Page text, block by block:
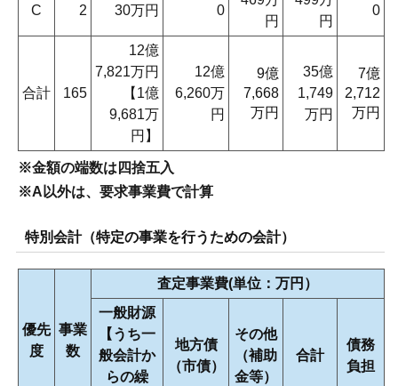
C 2 30万円 0
円
円
0
合計 165
12億
7,821万円
【1億
9,681万
円】
12億
6,260万
円
9億
7,668
万円
35億
1,749
万円
7億
2,712
万円
※金額の端数は四捨五入
※A以外は、要求事業費で計算
特別会計（特定の事業を行うための会計）
優先
度
事業
数
査定事業費(単位：万円）
一般財源
【うち一
般会計か
らの繰
地方債
（市債）
その他
（補助
金等）
合計
債務
負担